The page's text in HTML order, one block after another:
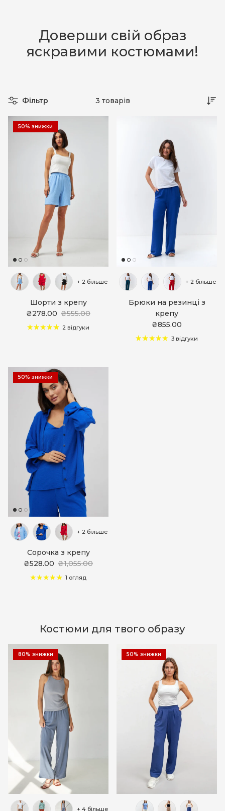
Доверши свій образ
яскравими костюмами!
Фільтр 3 товарів
50% знижки
Шорти з крепу
₴278.00 ₴555.00
+ 2 більше
2 відгуки
Брюки на резинці з
крепу
₴855.00
+ 2 більше
3 відгуки
50% знижки
Сорочка з крепу
₴528.00 ₴1,055.00
+ 2 більше
1 огляд
Костюми для твого образу
80% знижки
+ 4 більше
50% знижки